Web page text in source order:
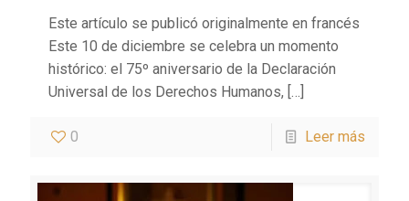
Este artículo se publicó originalmente en francés
Este 10 de diciembre se celebra un momento
histórico: el 75º aniversario de la Declaración
Universal de los Derechos Humanos, […]
0 Leer más